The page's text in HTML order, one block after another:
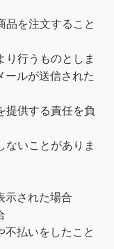
品を注文すること
行うものとしま
ールが送信された
提供する責任を負
いことがありま
示された場合
払いをしたこと